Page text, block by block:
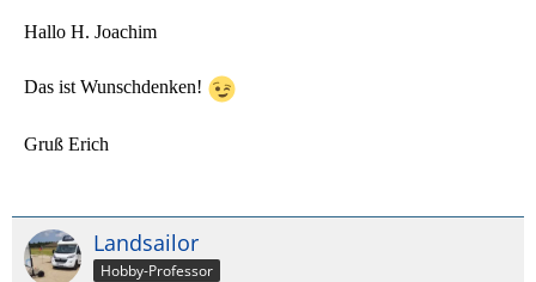
Hallo H. Joachim
Das ist Wunschdenken!
Gruß Erich
Landsailor
Hobby-Professor